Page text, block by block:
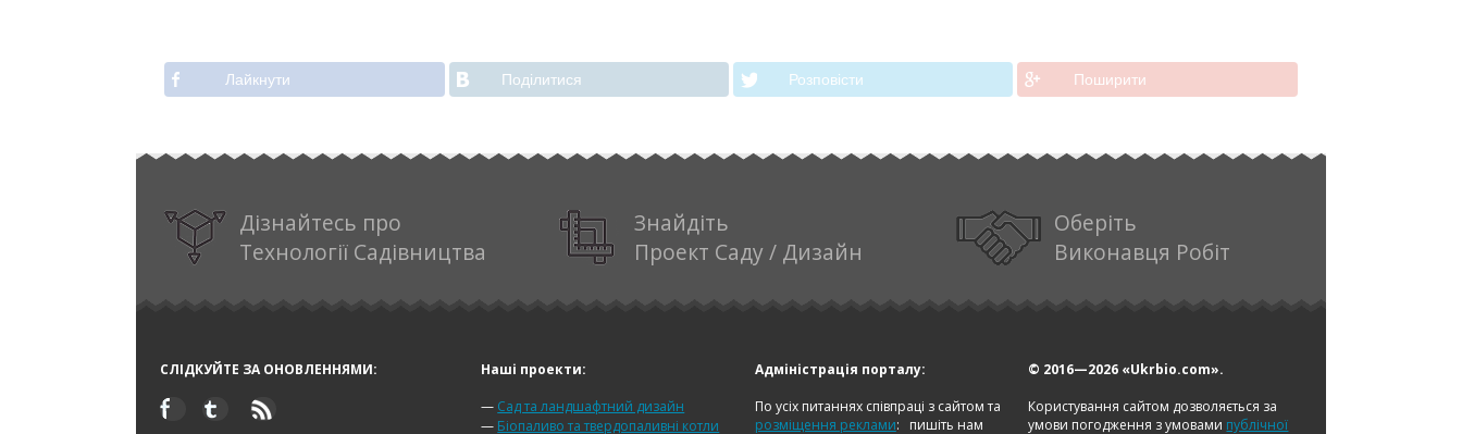
Лайкнути Подiлитися Розповiсти Поширити
Дізнайтесь про
Технології Садівництва
Знайдіть
Проект Саду / Дизайн
Оберіть
Виконавця Робіт
СЛІДКУЙТЕ ЗА ОНОВЛЕННЯМИ:
Наші проекти:
— Сад та ландшафтний дизайн
— Біопаливо та твердопаливні котли
Адміністрація порталу:
По усіх питаннях співпраці з сайтом та
розміщення реклами: пишіть нам
© 2016—2026 «Ukrbio.com».
Користування сайтом дозволяється за
умови погодження з умовами публічної